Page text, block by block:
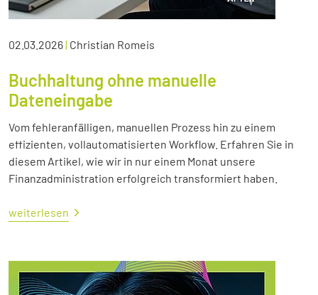
02.03.2026| Christian Romeis
Buchhaltung ohne manuelle
Dateneingabe
Vom fehleranfälligen, manuellen Prozess hin zu einem
effizienten, vollautomatisierten Workflow. Erfahren Sie in
diesem Artikel, wie wir in nur einem Monat unsere
Finanzadministration erfolgreich transformiert haben.
weiterlesen